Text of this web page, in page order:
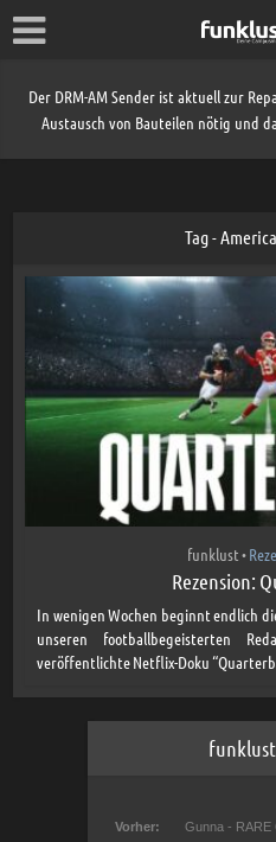
Der DRM-AM Sender ist aktuell zur
Austausch von Bauteilen nötig und
Tag -
funklust•
Rezension:
In wenigen Wochen beginnt endlich
unseren footballbegeisterten
veröffentlichte Netflix-Doku